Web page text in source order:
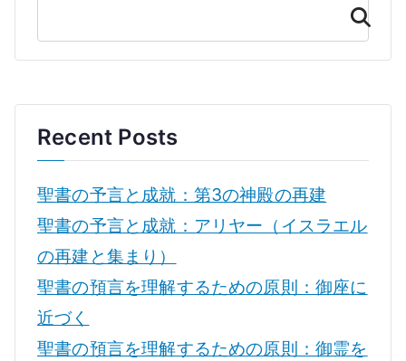
し
検
索
Recent Posts
聖書の予言と成就：第3の神殿の再建
聖書の予言と成就：アリヤー（イスラエル
の再建と集まり）
聖書の預言を理解するための原則：御座に
近づく
聖書の預言を理解するための原則：御霊を